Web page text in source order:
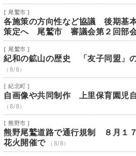
[ 尾鷲市 ]
各施策の方向性など協議 後期基
策定へ 尾鷲市 審議会第２回部
[ 尾鷲市 ]
紀和の鉱山の歴史 「友子同盟」
（8/8）
[ 紀北町 ]
自画像や共同制作 上里保育園児
（8/8）
[ 熊野市 ]
熊野尾鷲道路で通行規制 ８月１
花火開催で
（8/8）